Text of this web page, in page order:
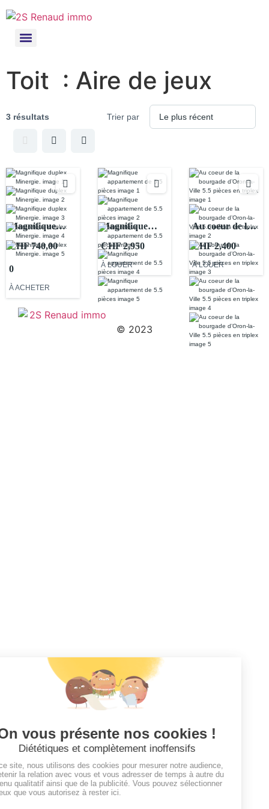
Toit : Aire de jeux
3 résultats Trier par
Magnifique
duplex
Minergie.
CHF 740,00
0
À ACHETER
Magnifique
appartement de
5.5 pièces
CHF 2,950
À LOUER
Au coeur de la
bourgade
d’Oron-la-Ville
5.5 pièces en
triplex
CHF 2,400
À LOUER
© 2023